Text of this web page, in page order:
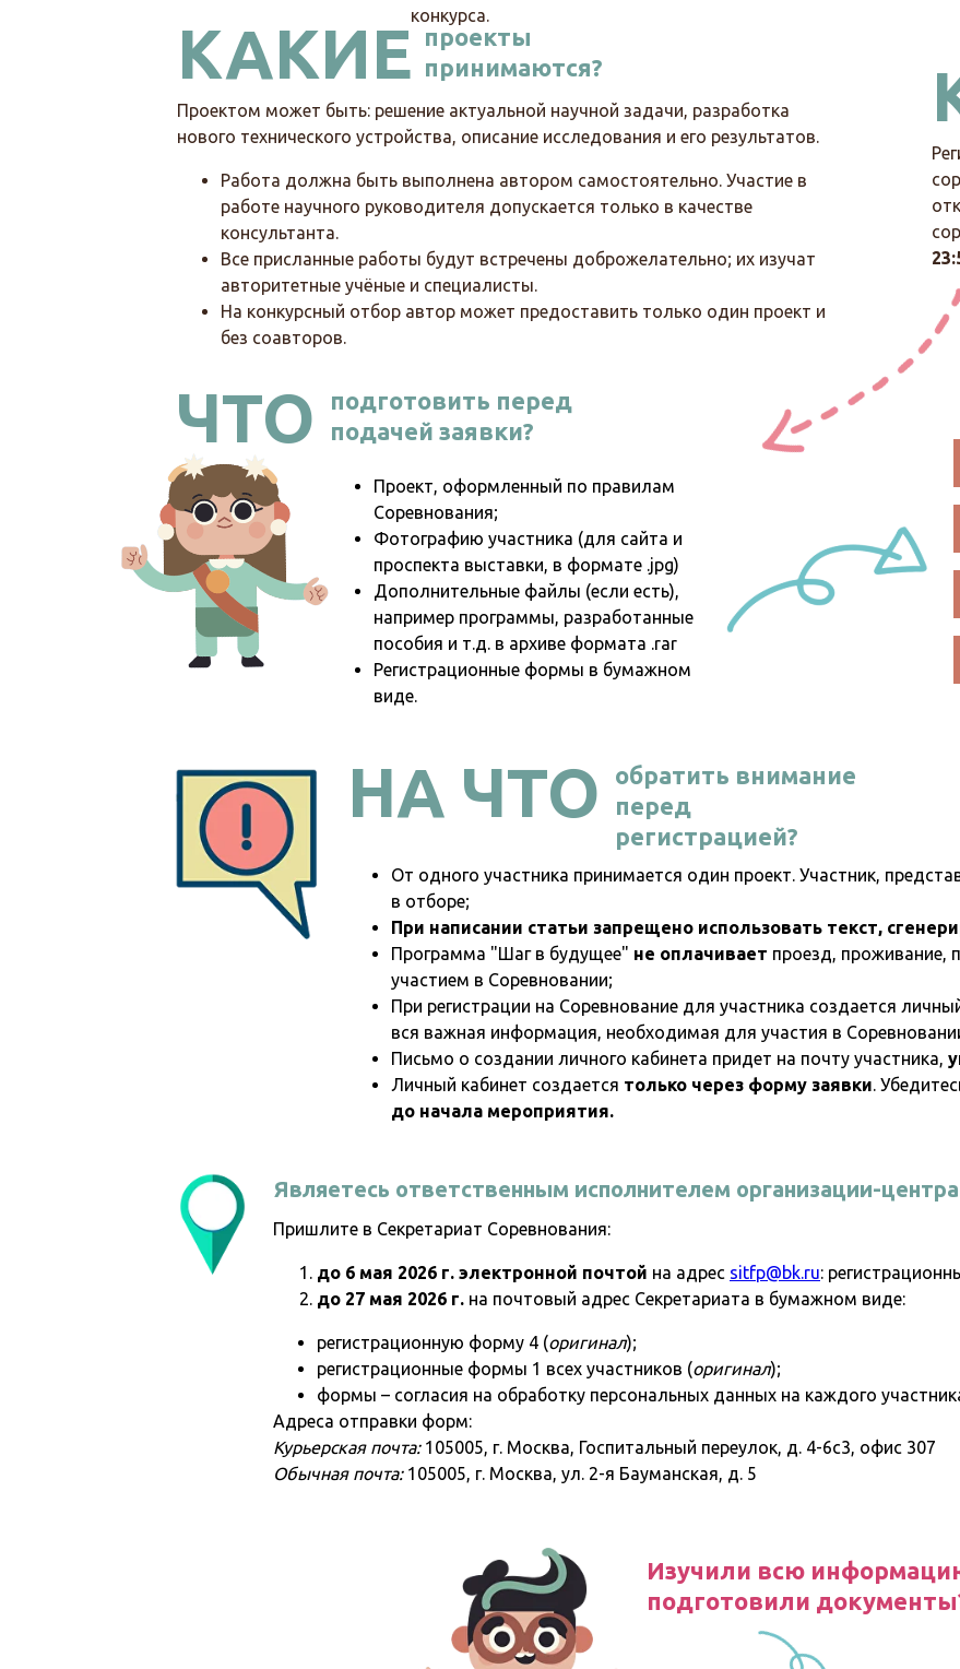
конкурса.
ЧТО
подготовить перед
подачей заявки?
Проект, оформленный по правилам
Соревнования;
Фотографию участника (для сайта и
проспекта выставки, в формате .jpg)
Дополнительные файлы (если есть),
например программы, разработанные
пособия и т.д. в архиве формата .rar
Регистрационные формы в бумажном
виде.
НА ЧТО
обратить внимание
перед
регистрацией?
От одного участника принимается один проект. Участник,
в отборе;
При написании статьи запрещено использовать текст,
Программа "Шаг в будущее" не оплачивает проезд, проживание,
участием в Соревновании;
При регистрации на Соревнование для участника создается
вся важная информация, необходимая для участия в
Письмо о создании личного кабинета придет на почту участника,
Личный кабинет создается только через форму заявки.
до начала мероприятия.
КАКИЕ проекты
принимаются?
Проектом может быть: решение актуальной научной задачи, разработка
нового технического устройства, описание исследования и его результатов.
Работа должна быть выполнена автором самостоятельно. Участие в
работе научного руководителя допускается только в качестве
консультанта.
Все присланные работы будут встречены доброжелательно; их изучат
авторитетные учёные и специалисты.
На конкурсный отбор автор может предоставить только один проект и
без соавторов.
Пришлите в Секретариат Соревнования:
до 6 мая 2026 г. электронной почтой на адрес sitfp@bk.ru:
до 27 мая 2026 г. на почтовый адрес Секретариата в бумажном виде:
регистрационную форму 4 (оригинал);
регистрационные формы 1 всех участников (оригинал);
формы – согласия на обработку персональных данных на каждого
Адреса отправки форм:
Курьерская почта:105005, г. Москва, Госпитальный переулок, д. 4-6с3, офис 307
Обычная почта: 105005, г. Москва, ул. 2-я Бауманская, д. 5
Являетесь ответственным исполнителем организации-
Изучили всю
подготовили